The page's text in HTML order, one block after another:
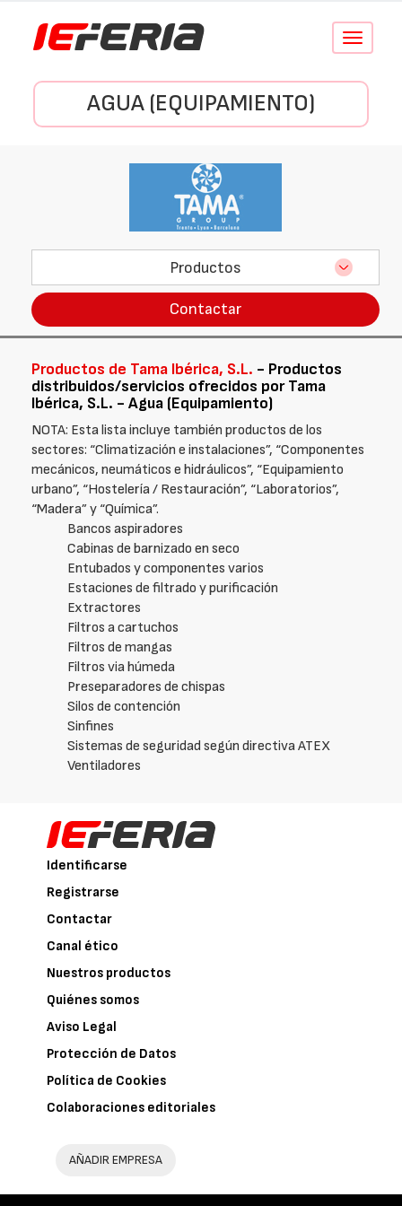
Conmutar
AGUA (EQUIPAMIENTO)
Productos
Contactar
Productos de Tama Ibérica, S.L. - Productos
distribuidos/servicios ofrecidos por Tama
Ibérica, S.L. - Agua (Equipamiento)
NOTA: Esta lista incluye también productos de los
sectores: “Climatización e instalaciones”, “Componentes
mecánicos, neumáticos e hidráulicos”, “Equipamiento
urbano”, “Hostelería / Restauración”, “Laboratorios”,
“Madera” y “Química”.
Bancos aspiradores
Cabinas de barnizado en seco
Entubados y componentes varios
Estaciones de filtrado y purificación
Extractores
Filtros a cartuchos
Filtros de mangas
Filtros via húmeda
Preseparadores de chispas
Silos de contención
Sinfines
Sistemas de seguridad según directiva ATEX
Ventiladores
Identificarse
Registrarse
Contactar
Canal ético
Nuestros productos
Quiénes somos
Aviso Legal
Protección de Datos
Política de Cookies
Colaboraciones editoriales
AÑADIR EMPRESA